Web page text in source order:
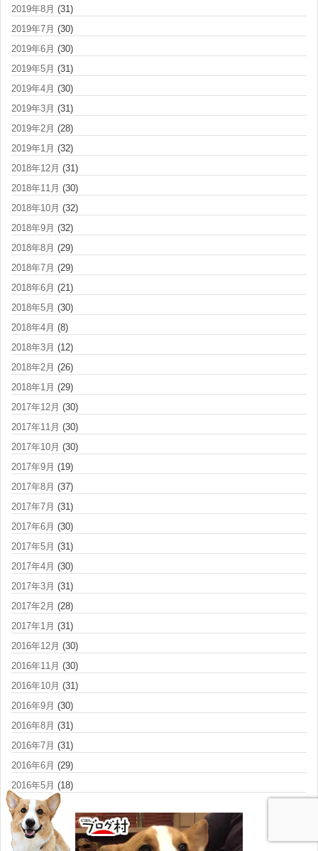
2019年8月 (31)
2019年7月 (30)
2019年6月 (30)
2019年5月 (31)
2019年4月 (30)
2019年3月 (31)
2019年2月 (28)
2019年1月 (32)
2018年12月 (31)
2018年11月 (30)
2018年10月 (32)
2018年9月 (32)
2018年8月 (29)
2018年7月 (29)
2018年6月 (21)
2018年5月 (30)
2018年4月 (8)
2018年3月 (12)
2018年2月 (26)
2018年1月 (29)
2017年12月 (30)
2017年11月 (30)
2017年10月 (30)
2017年9月 (19)
2017年8月 (37)
2017年7月 (31)
2017年6月 (30)
2017年5月 (31)
2017年4月 (30)
2017年3月 (31)
2017年2月 (28)
2017年1月 (31)
2016年12月 (30)
2016年11月 (30)
2016年10月 (31)
2016年9月 (30)
2016年8月 (31)
2016年7月 (31)
2016年6月 (29)
2016年5月 (18)